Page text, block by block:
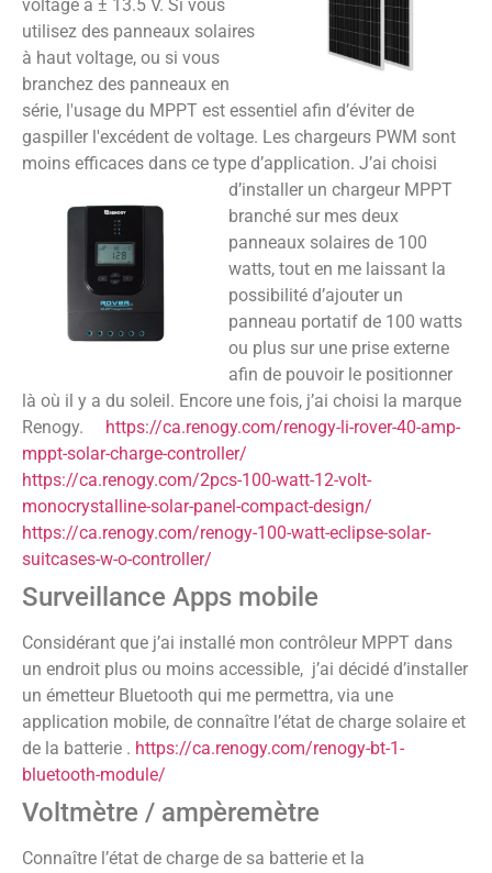
voltage à ± 13.5 V. Si vous
utilisez des panneaux solaires
à haut voltage, ou si vous
branchez des panneaux en
série, l'usage du MPPT est essentiel afin d’éviter de
gaspiller l'excédent de voltage. Les chargeurs PWM sont
moins efficaces dans ce type d’application. J’ai choisi
d’installer un chargeur MPPT
branché sur mes deux
panneaux solaires de 100
watts, tout en me laissant la
possibilité d’ajouter un
panneau portatif de 100 watts
ou plus sur une prise externe
afin de pouvoir le positionner
là où il y a du soleil. Encore une fois, j’ai choisi la marque
Renogy. https://ca.renogy.com/renogy-li-rover-40-amp-
mppt-solar-charge-controller/
https://ca.renogy.com/2pcs-100-watt-12-volt-
monocrystalline-solar-panel-compact-design/
https://ca.renogy.com/renogy-100-watt-eclipse-solar-
suitcases-w-o-controller/
Surveillance Apps mobile
Considérant que j’ai installé mon contrôleur MPPT dans
un endroit plus ou moins accessible, j’ai décidé d’installer
un émetteur Bluetooth qui me permettra, via une
application mobile, de connaître l’état de charge solaire et
de la batterie . https://ca.renogy.com/renogy-bt-1-
bluetooth-module/
Voltmètre / ampèremètre
Connaître l’état de charge de sa batterie et la